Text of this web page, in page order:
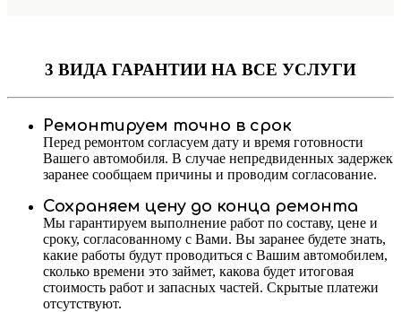
3 ВИДА ГАРАНТИИ НА ВСЕ УСЛУГИ
Ремонтируем точно в срок
Перед ремонтом согласуем дату и время готовности
Вашего автомобиля. В случае непредвиденных задержек
заранее сообщаем причины и проводим согласование.
Сохраняем цену до конца ремонта
Мы гарантируем выполнение работ по составу, цене и
сроку, согласованному с Вами. Вы заранее будете знать,
какие работы будут проводиться с Вашим автомобилем,
сколько времени это займет, какова будет итоговая
стоимость работ и запасных частей. Скрытые платежи
отсутствуют.